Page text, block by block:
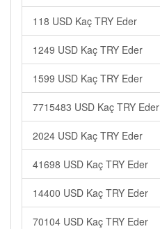
118 USD Kaç TRY Eder
1249 USD Kaç TRY Eder
1599 USD Kaç TRY Eder
7715483 USD Kaç TRY Eder
2024 USD Kaç TRY Eder
41698 USD Kaç TRY Eder
14400 USD Kaç TRY Eder
70104 USD Kaç TRY Eder